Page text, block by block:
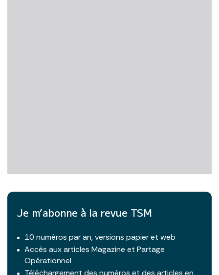
Je m’abonne à la revue TSM
10 numéros par an, versions papier et web
Accès aux articles Magazine et Partage
Opérationnel
Téléchargement des numéros et des articles en